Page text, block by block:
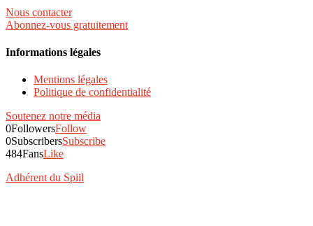
Nous contacter
Abonnez-vous gratuitement
Informations légales
Mentions légales
Politique de confidentialité
Soutenez notre média
0FollowersFollow
0SubscribersSubscribe
484FansLike
Adhérent du Spiil